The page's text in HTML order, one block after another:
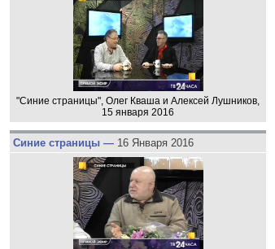
"Синие страницы", Олег Кваша и Алексей Лушников,
15 января 2016
Синие страницы — 16 Января 2016